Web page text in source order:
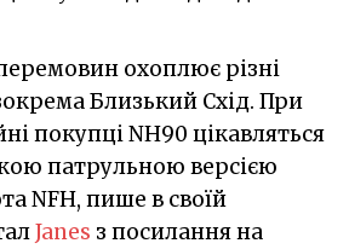
охоплює різні
Близький Схід. При
покупці NH90 цікавляться
патрульною версією
NFH, пише в своїй
Janes з посилання на